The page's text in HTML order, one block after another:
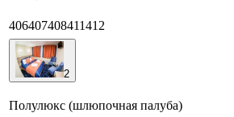
406407408411412
2
Полулюкс (шлюпочная палуба)